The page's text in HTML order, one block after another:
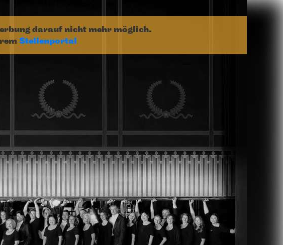
darauf nicht mehr möglich.
Stellenportal